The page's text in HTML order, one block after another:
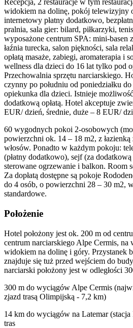
Recepcja, 2 restauracje w tym
widokiem na dolinę, pokój telewizyjny
internetowy płatny dodatkowo,
pralnia, sala gier: bilard, piłkarzyki,
wyposażone centrum SPA: mini-basen
łaźnia turecka, salon piękności, sala
opłatą masaże, zabiegi, aromaterapia i
wellness dla dzieci do 16 lat tylko pod
Przechowalnia sprzętu narciarskiego.
czynny po południu od poniedziałku do
opiekunka dla dzieci. Istnieje
dodatkową opłatą. Hotel akceptuje
EUR/ dzień, średnie, duże – 8 EUR/
60 wygodnych pokoi 2-osobowych
powierzchni ok. 14 – 18 m2, z
włosów. Ponadto w każdym pokoju:
(płatny dodatkowo), sejf (za
sterowane ogrzewanie i balkon. Room
Za dopłatą dostępne są pokoje
do 4 osób, o powierzchni 28 – 30 m2,
standardowe.
Położenie
Hotel położony jest ok. 200 m od
centrum narciarskiego Alpe Cermis, na
widokiem na dolinę i góry. Przystanek
znajduje się tuż przed wejściem do
narciarski położony jest w odległości
300 m do wyciągów Alpe Cermis
zjazd trasą Olimpijską - 7,2 km)
14 km do wyciągów na Latemar (stacja
tras